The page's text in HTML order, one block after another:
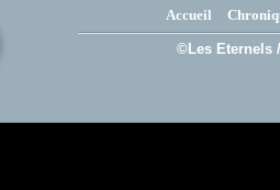
Accueil
©Les Eternels